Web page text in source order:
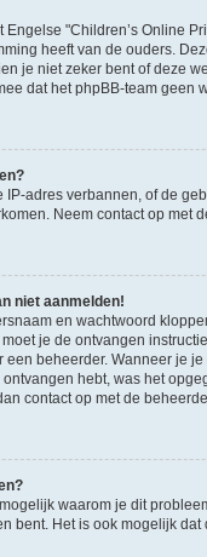
Engelse "Children’s Online
heeft van de ouders.
je niet zeker bent of deze
dat het phpBB-team geen
IP-adres verbannen, of de
Neem contact op met
niet aanmelden!
en wachtwoord
je de ontvangen
een beheerder. Wanneer je
hebt, was het
contact op met de
waarom je dit
bent. Het is ook mogelijk